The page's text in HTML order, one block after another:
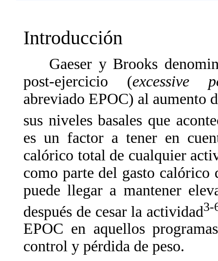
Introducción
Gaeser y Brooks
post-ejercicio (excessive
abreviado EPOC) al aumento
sus niveles basales que
es un factor a tener en
calórico total de cualquier
como parte del gasto
puede llegar a mantener
después de cesar la actividad3-
EPOC en aquellos
control y pérdida de peso.